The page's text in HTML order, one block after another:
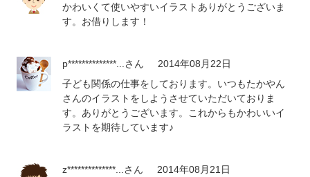
かわいくて使いやすいイラストありがとうございま
す。お借りします！
p**************... さん
2014年08月22日
子ども関係の仕事をしております。いつもたかやん
さんのイラストをしようさせていただいておりま
す。ありがとうございます。これからもかわいいイ
ラストを期待しています♪
z**************... さん
2014年08月21日